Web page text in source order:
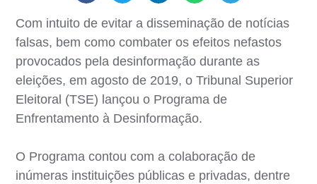
Com intuito de evitar a disseminação de notícias
falsas, bem como combater os efeitos nefastos
provocados pela desinformação durante as
eleições, em agosto de 2019, o Tribunal Superior
Eleitoral (TSE) lançou o Programa de
Enfrentamento à Desinformação.
O Programa contou com a colaboração de
inúmeras instituições públicas e privadas, dentre